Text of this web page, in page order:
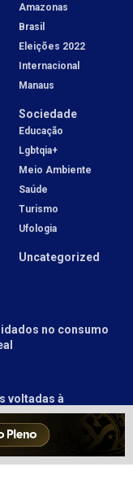
Amazonas
Brasil
Eleições 2022
Internacional
Manaus
Sociedade
Educação
Lgbtqia+
Meio Ambiente
Saúde
Turismo
Ufologia
Uncategorized
no consumo
voltadas à
em Autazes